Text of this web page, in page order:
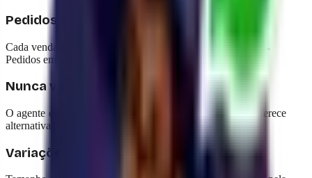
Pedidos que se criam sozinhos
Cada venda fechada pelo WhatsApp aparece em Shopify →
Pedidos em segundos, com todos os dados do cliente.
Nunca venda sem estoque
O agente consulta o inventário real antes de confirmar e oferece
alternativas se o produto esgotou.
Variações sem confusão